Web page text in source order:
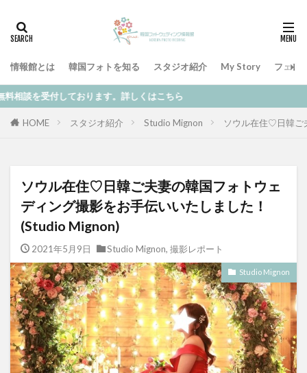
情報館とは 韓国フォトを知る スタジオ紹介 My Story フェア
す。詳しくはこちら
HOME スタジオ紹介 Studio Mignon ソウル在住♡日韓ご
ソウル在住♡日韓ご夫妻の韓国フォトウェ
ディング撮影をお手伝いいたしました！
(Studio Mignon)
2021年5月9日 Studio Mignon, 撮影レポート
Studio Mignon